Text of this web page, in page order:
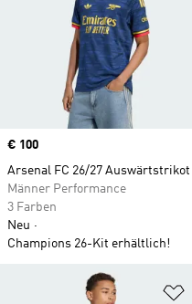
Price
€ 100
Arsenal FC 26/27 Auswärtstrikot
Männer Performance
3 Farben
Neu
Champions 26-Kit erhältlich!